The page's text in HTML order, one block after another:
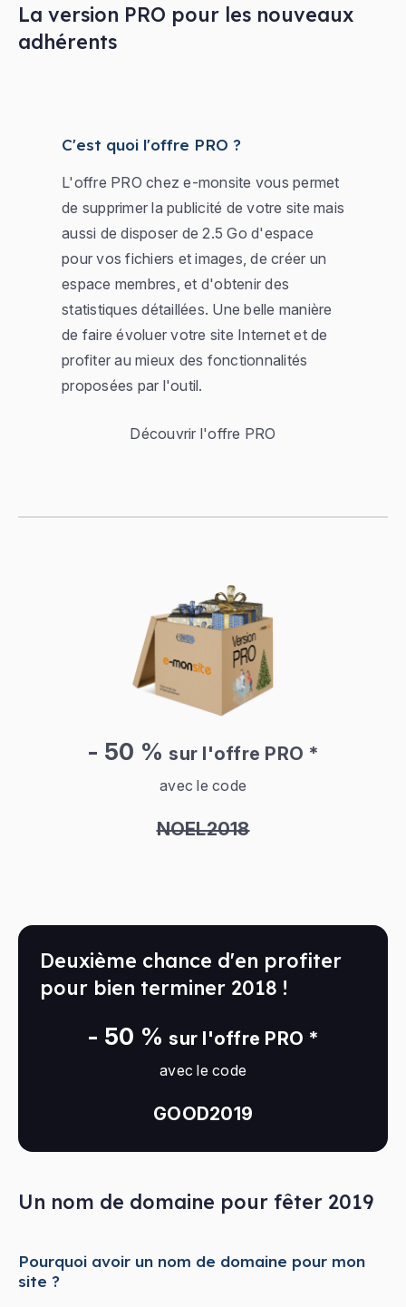
La version PRO pour les nouveaux
adhérents
C'est quoi l'offre PRO ?
L'offre PRO chez e-monsite vous permet
de supprimer la publicité de votre site mais
aussi de disposer de 2.5 Go d'espace
pour vos fichiers et images, de créer un
espace membres, et d'obtenir des
statistiques détaillées. Une belle manière
de faire évoluer votre site Internet et de
profiter au mieux des fonctionnalités
proposées par l'outil.
Découvrir l'offre PRO
- 50 % sur l'offre PRO *
avec le code
NOEL2018
Deuxième chance d'en profiter
pour bien terminer 2018 !
- 50 % sur l'offre PRO *
avec le code
GOOD2019
Un nom de domaine pour fêter 2019
Pourquoi avoir un nom de domaine pour mon
site ?